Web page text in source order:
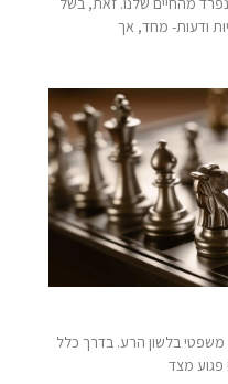
ודעות- מחד, אך
בלשון הרע. בדרך כלל
פגוע מצד